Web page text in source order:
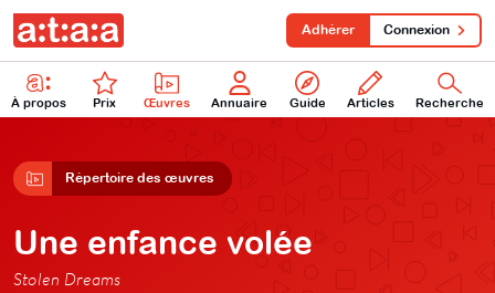
À propos Prix Œuvres Annuaire Guide Articles Recherche
Adhérer Connexion
Répertoire des œuvres
Une enfance volée
Stolen Dreams